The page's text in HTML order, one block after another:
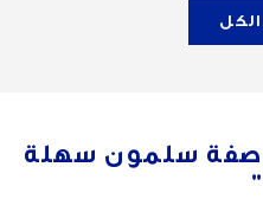
سلمون سهلة